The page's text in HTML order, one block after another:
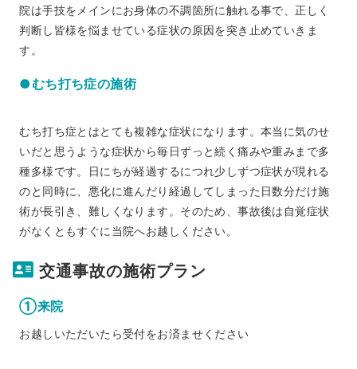
院は手技をメインにお身体の不調箇所に触れる事で、正しく
判断し皆様を悩ませている症状の原因を突き止めていきま
す。
●むち打ち症の施術
むち打ち症とはとても複雑な症状になります。本当に気のせ
いだと思うような症状から毎日ずっと続く痛みや重みまで多
種多様です。日にちが経過するにつれ少しずつ症状が現れる
のと同時に、悪化に進んだり経過してしまった日数分だけ施
術が長引き、難しくなります。そのため、事故後は自覚症状
がなくともすぐに当院へお越しください。
交通事故の施術プラン
①来院
お越しいただいたら受付をお済ませください